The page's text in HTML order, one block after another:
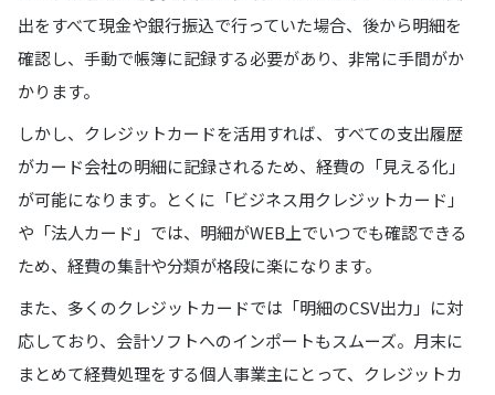
出をすべて現金や銀行振込で行っていた場合、後から明細を
確認し、手動で帳簿に記録する必要があり、非常に手間がか
かります。
しかし、クレジットカードを活用すれば、すべての支出履歴
がカード会社の明細に記録されるため、経費の「見える化」
が可能になります。とくに「ビジネス用クレジットカード」
や「法人カード」では、明細がWEB上でいつでも確認できる
ため、経費の集計や分類が格段に楽になります。
また、多くのクレジットカードでは「明細のCSV出力」に対
応しており、会計ソフトへのインポートもスムーズ。月末に
まとめて経費処理をする個人事業主にとって、クレジットカ